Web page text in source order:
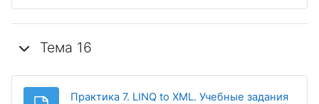
Тема 16
Практика 7. LINQ to XML. Учебные задания